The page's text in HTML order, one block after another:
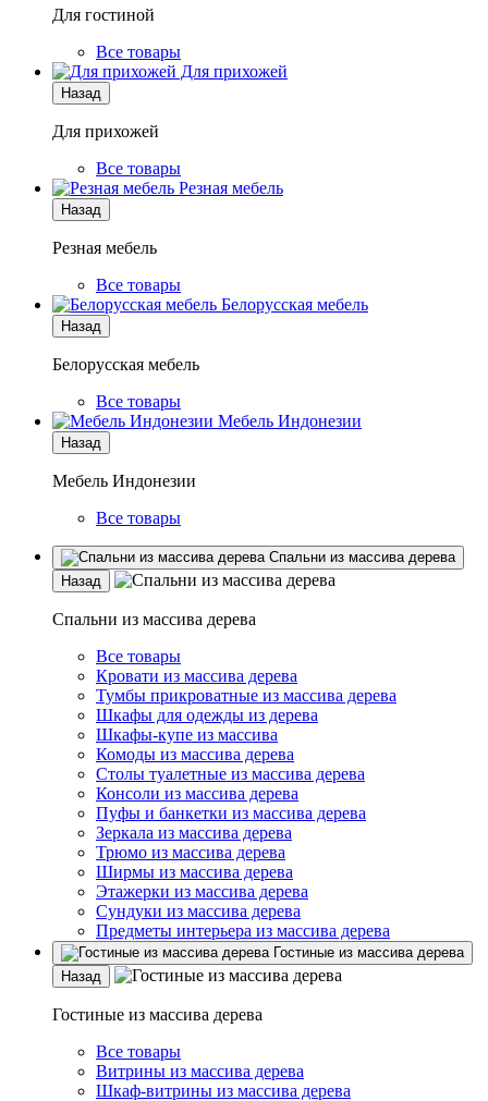
Для гостиной
Все товары
Для прихожей
Назад
Для прихожей
Все товары
Резная мебель
Назад
Резная мебель
Все товары
Белорусская мебель
Назад
Белорусская мебель
Все товары
Мебель Индонезии
Назад
Мебель Индонезии
Все товары
Спальни из массива дерева
Назад
Спальни из массива дерева
Все товары
Кровати из массива дерева
Тумбы прикроватные из массива дерева
Шкафы для одежды из дерева
Шкафы-купе из массива
Комоды из массива дерева
Столы туалетные из массива дерева
Консоли из массива дерева
Пуфы и банкетки из массива дерева
Зеркала из массива дерева
Трюмо из массива дерева
Ширмы из массива дерева
Этажерки из массива дерева
Сундуки из массива дерева
Предметы интерьера из массива дерева
Гостиные из массива дерева
Назад
Гостиные из массива дерева
Все товары
Витрины из массива дерева
Шкаф-витрины из массива дерева